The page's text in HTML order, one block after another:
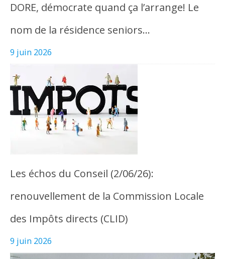
DORE, démocrate quand ça l’arrange! Le
nom de la résidence seniors…
9 juin 2026
Les échos du Conseil (2/06/26):
renouvellement de la Commission Locale
des Impôts directs (CLID)
9 juin 2026